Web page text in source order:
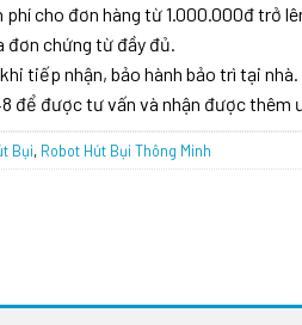
cho đơn hàng từ 1.000.000đ trở
đơn chứng từ đầy đủ.
tiếp nhận, bảo hành bảo trì tại nhà.
để được tư vấn và nhận được thêm
Bụi, Robot Hút Bụi Thông Minh